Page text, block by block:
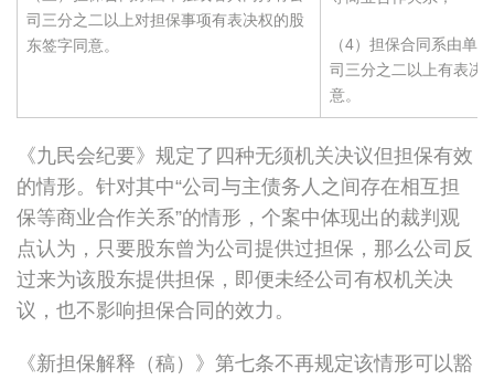
司三分之二以上对担保事项有表决权的股
东签字同意。
（4）担保合同系由单
司三分之二以上有表决
意。
《九民会纪要》规定了四种无须机关决议但担保有效
的情形。针对其中“公司与主债务人之间存在相互担
保等商业合作关系”的情形，个案中体现出的裁判观
点认为，只要股东曾为公司提供过担保，那么公司反
过来为该股东提供担保，即便未经公司有权机关决
议，也不影响担保合同的效力。
《新担保解释（稿）》第七条不再规定该情形可以豁